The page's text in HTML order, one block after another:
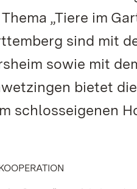
„Tiere im
sind mit
sowie mit
bietet
schlosseigenen